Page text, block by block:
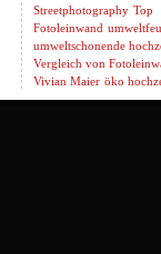
Streetphotography Top
Fotoleinwand
umweltschonende
Vergleich von
Vivian Maier öko